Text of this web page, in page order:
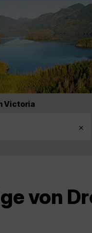
Victoria
von